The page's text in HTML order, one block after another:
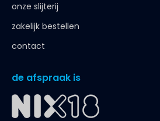
onze slijterij
zakelijk bestellen
contact
de afspraak is